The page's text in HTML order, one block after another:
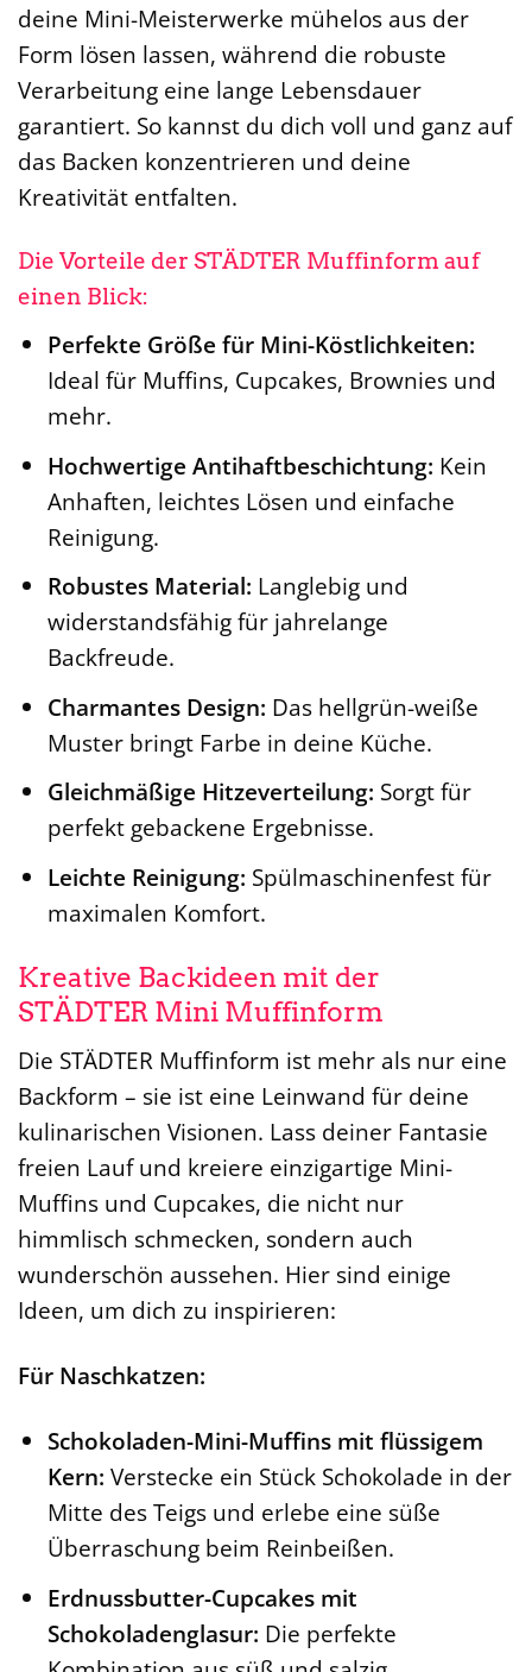
deine Mini-Meisterwerke mühelos aus der
Form lösen lassen, während die robuste
Verarbeitung eine lange Lebensdauer
garantiert. So kannst du dich voll und ganz auf
das Backen konzentrieren und deine
Kreativität entfalten.
Die Vorteile der STÄDTER Muffinform auf
einen Blick:
Perfekte Größe für Mini-Köstlichkeiten:
Ideal für Muffins, Cupcakes, Brownies und
mehr.
Hochwertige Antihaftbeschichtung: Kein
Anhaften, leichtes Lösen und einfache
Reinigung.
Robustes Material: Langlebig und
widerstandsfähig für jahrelange
Backfreude.
Charmantes Design: Das hellgrün-weiße
Muster bringt Farbe in deine Küche.
Gleichmäßige Hitzeverteilung: Sorgt für
perfekt gebackene Ergebnisse.
Leichte Reinigung: Spülmaschinenfest für
maximalen Komfort.
Kreative Backideen mit der
STÄDTER Mini Muffinform
Die STÄDTER Muffinform ist mehr als nur eine
Backform – sie ist eine Leinwand für deine
kulinarischen Visionen. Lass deiner Fantasie
freien Lauf und kreiere einzigartige Mini-
Muffins und Cupcakes, die nicht nur
himmlisch schmecken, sondern auch
wunderschön aussehen. Hier sind einige
Ideen, um dich zu inspirieren:
Für Naschkatzen:
Schokoladen-Mini-Muffins mit flüssigem
Kern: Verstecke ein Stück Schokolade in der
Mitte des Teigs und erlebe eine süße
Überraschung beim Reinbeißen.
Erdnussbutter-Cupcakes mit
Schokoladenglasur: Die perfekte